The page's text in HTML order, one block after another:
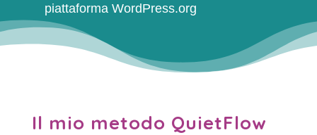
piattaforma WordPress.org
Il mio metodo QuietFlow